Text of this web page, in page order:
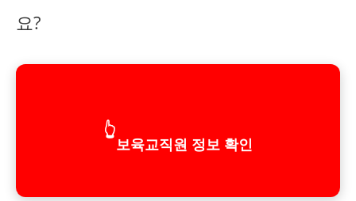
요?
👆
보육교직원 정보 확인